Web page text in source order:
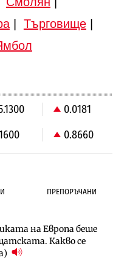
| Търговище|
0.0181
0.8660
ПРЕПОРЪЧАНИ
на Европа беше
Какво се
избра изпълнител за
на трамвайното
над 150 устройства с
август